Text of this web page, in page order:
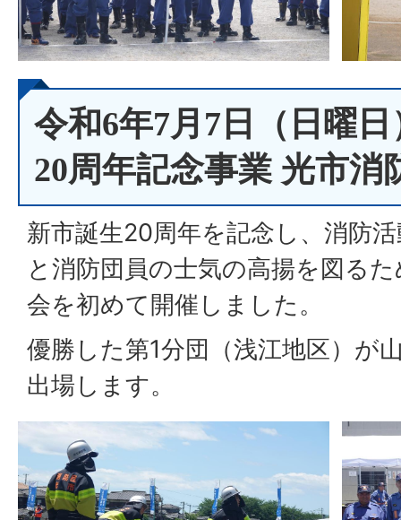
令和6年7月7日（日曜
20周年記念事業 光市消
新市誕生20周年を記念し、消防
と消防団員の士気の高揚を図る
会を初めて開催しました。
優勝した第1分団（浅江地区）が
出場します。